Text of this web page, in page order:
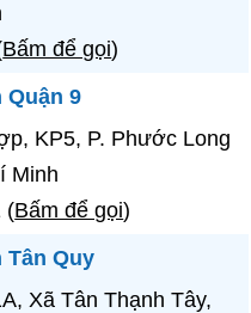
Bấm để gọi)
Quận 9
KP5, P. Phước Long
Minh
(Bấm để gọi)
Tân Quy
Xã Tân Thạnh Tây,